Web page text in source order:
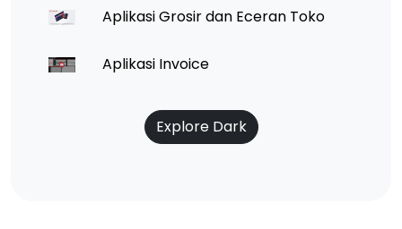
Aplikasi Grosir dan Eceran Toko
Aplikasi Invoice
Explore Dark